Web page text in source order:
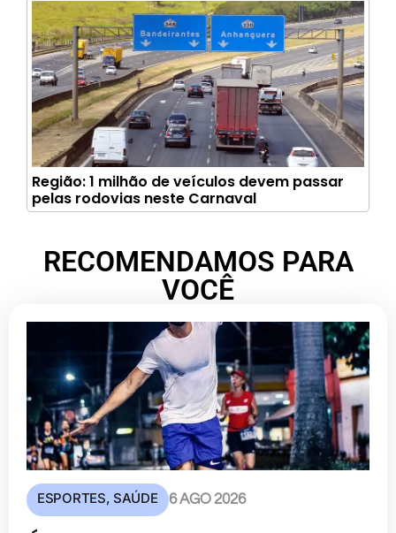
Região: 1 milhão de veículos devem passar
pelas rodovias neste Carnaval
RECOMENDAMOS PARA
VOCÊ
ESPORTES,SAÚDE 6 AGO 2026